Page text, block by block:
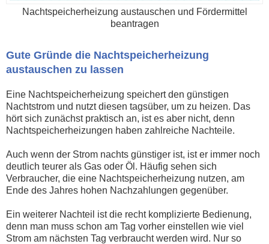
Nachtspeicherheizung austauschen und Fördermittel
beantragen
Gute Gründe die Nachtspeicherheizung
austauschen zu lassen
Eine Nachtspeicherheizung speichert den günstigen
Nachtstrom und nutzt diesen tagsüber, um zu heizen. Das
hört sich zunächst praktisch an, ist es aber nicht, denn
Nachtspeicherheizungen haben zahlreiche Nachteile.
Auch wenn der Strom nachts günstiger ist, ist er immer noch
deutlich teurer als Gas oder Öl. Häufig sehen sich
Verbraucher, die eine Nachtspeicherheizung nutzen, am
Ende des Jahres hohen Nachzahlungen gegenüber.
Ein weiterer Nachteil ist die recht komplizierte Bedienung,
denn man muss schon am Tag vorher einstellen wie viel
Strom am nächsten Tag verbraucht werden wird. Nur so